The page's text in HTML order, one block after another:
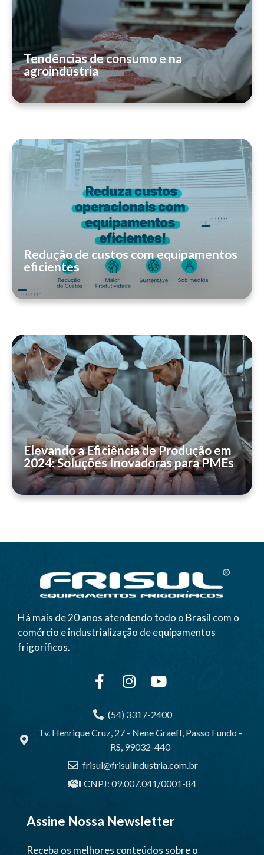
Tendências de consumo e na
agroindústria
Redução de custos com equipamentos
eficientes
Elevando a Eficiência de Produção em
2024: Soluções Inovadoras para PMEs
Há mais de 20 anos atendendo todo o Brasil com o
comércio e industrialização de equipamentos
frigoríficos.
(54) 3317-2400
Tv. Henrique Cruz, 27 - Nene Graeff, Passo Fundo -
RS, 99032-440
frisul@frisulindustria.com.br
CNPJ: 09.007.041/0001-84
Assine Nossa Newsletter
Receba os melhores conteúdos sobre o